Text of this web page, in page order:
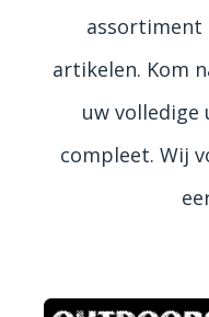
assortiment
artikelen. Kom
uw
compleet. Wij